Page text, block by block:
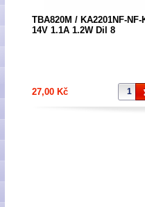
TBA820M / KA2201NF-NF-
14V 1.1A 1.2W Dil 8
27,00 Kč